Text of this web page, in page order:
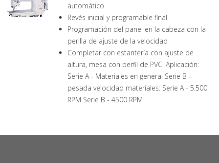
automático
Revés inicial y programable final
Programación del panel en la cabeza con la
perilla de ajuste de la velocidad
Completar con estantería con ajuste de
altura, mesa con perfil de PVC. Aplicación:
Serie A - Materiales en general Serie B -
pesada velocidad materiales: Serie A - 5.500
RPM Serie B - 4500 RPM